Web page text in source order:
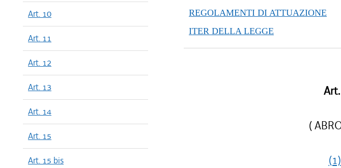
Art. 10
Art. 11
Art. 12
Art. 13
Art. 14
Art. 15
Art. 15 bis
REGOLAMENTI DI ATTUAZIONE
ITER DELLA LEGGE
(
(1)